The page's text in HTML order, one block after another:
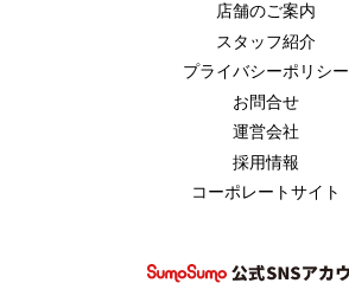
店舗のご案内
スタッフ紹介
プライバシーポリシー
お問合せ
運営会社
採用情報
コーポレートサイト